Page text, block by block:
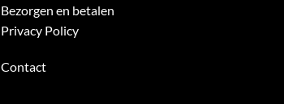
Bezorgen en betalen
Privacy Policy
Contact